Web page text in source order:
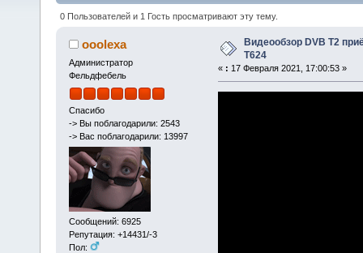
0 Пользователей и 1 Гость просматривают эту тему.
ooolexa
Администратор
Фельдфебель
Спасибо
-> Вы поблагодарили: 2543
-> Вас поблагодарили: 13997
Сообщений: 6925
Репутация: +14431/-3
Пол:
Видеообзор DVB T2
T624
« : 17 Февраля 2021, 17:00:53 »